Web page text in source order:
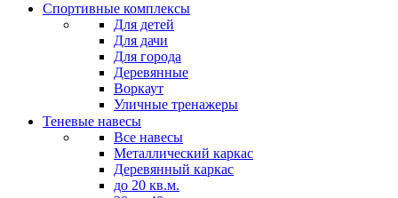
Спортивные комплексы
Для детей
Для дачи
Для города
Деревянные
Воркаут
Уличные тренажеры
Теневые навесы
Все навесы
Металлический каркас
Деревянный каркас
до 20 кв.м.